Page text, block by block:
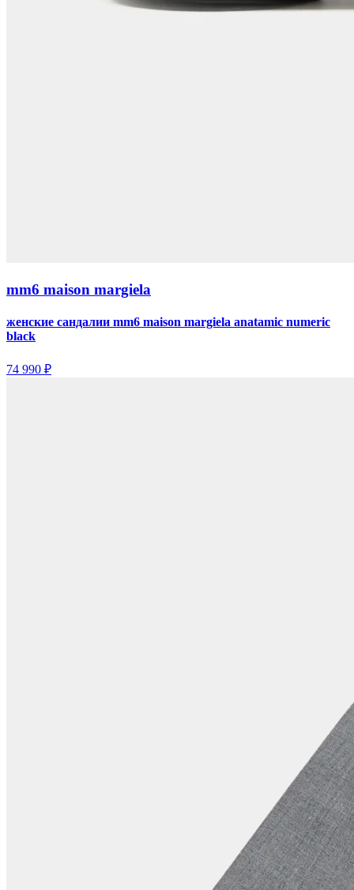
mm6 maison margiela
женские сандалии mm6 maison margiela anatamic numeric
black
74 990 ₽